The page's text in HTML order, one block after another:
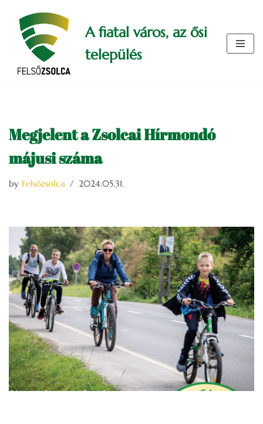
Skip
content
A fiatal város, az ősi
település
Megjelent a Zsolcai Hírmondó
májusi száma
by Felsőzsolca 2024.05.31.